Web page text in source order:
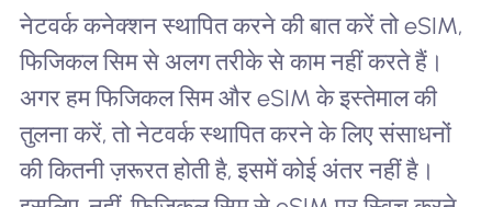
नेटवर्क कनेक्शन स्थापित करने की बात करें तो eSIM,
फिजिकल सिम से अलग तरीके से काम नहीं करते हैं।
अगर हम फिजिकल सिम और eSIM के इस्तेमाल की
तुलना करें, तो नेटवर्क स्थापित करने के लिए संसाधनों
की कितनी ज़रूरत होती है, इसमें कोई अंतर नहीं है।